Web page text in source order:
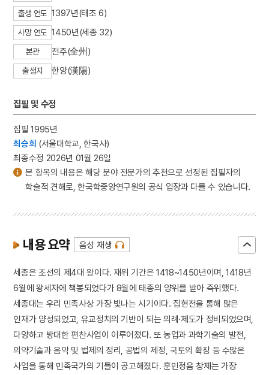
출생 연도 1397년(태조 6)
사망 연도 1450년(세종 32)
본관 전주(全州)
출생지 한양(漢陽)
집필 및 수정
집필 1995년
최승희 (서울대학교, 한국사)
최종수정 2026년 01월 26일
본 항목의 내용은 해당 분야 전문가의 추천으로 선정된 집필자의
학술적 견해로, 한국학중앙연구원의 공식 입장과 다를 수 있습니다.
내용 요약 음성 재생
세종은 조선의 제4대 왕이다. 재위 기간은 1418~1450년이며, 1418년
6월에 왕세자에 책봉되었다가 8월에 태종의 양위를 받아 즉위했다.
세종대는 우리 민족사상 가장 빛나는 시기이다. 집현전을 통해 많은
인재가 양성되었고, 유교정치의 기반이 되는 의례·제도가 정비되었으며,
다양하고 방대한 편찬사업이 이루어졌다. 또 농업과 과학기술의 발전,
의약기술과 음악 및 법제의 정리, 공법의 제정, 국토의 확장 등 수많은
사업을 통해 민족국가의 기틀이 공고해졌다. 훈민정음 창제는 가장